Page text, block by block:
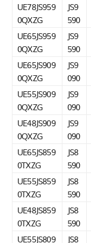
UE78JS959
0QXZG
JS9
590
UE65JS959
0QXZG
JS9
590
UE65JS909
0QXZG
JS9
090
UE55JS909
0QXZG
JS9
090
UE48JS909
0QXZG
JS9
090
UE65JS859
0TXZG
JS8
590
UE55JS859
0TXZG
JS8
590
UE48JS859
0TXZG
JS8
590
UE55JS809
JS8